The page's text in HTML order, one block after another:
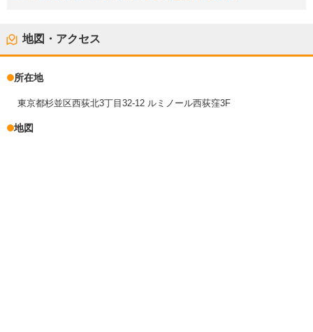
地図・アクセス
所在地
東京都杉並区西荻北3丁目32-12 ルミノール西荻窪3F
地図